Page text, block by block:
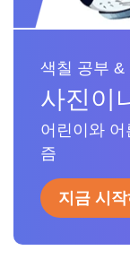
색칠 공부 &
사진이
어린이와 어
즘
지금 시작